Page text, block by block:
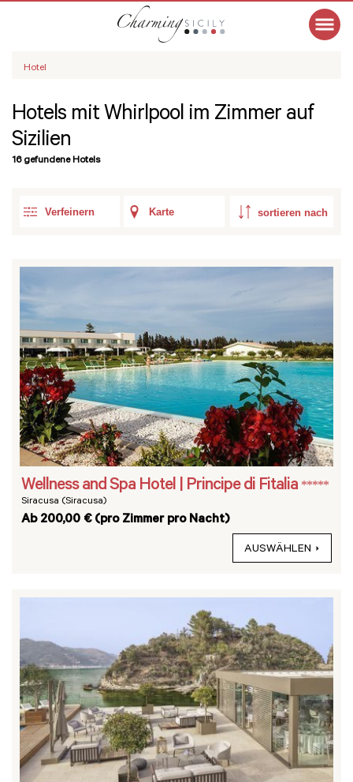
Hotel
Hotels mit Whirlpool im Zimmer auf
Sizilien
16 gefundene Hotels
Verfeinern Karte
Wellness and Spa Hotel | Principe di Fitalia *****
Siracusa (Siracusa)
Ab 200,00 € (pro Zimmer pro Nacht)
AUSWÄHLEN